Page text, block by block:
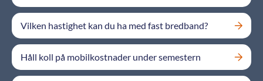
Vilken hastighet kan du ha med fast bredband?
​Håll koll på mobilkostnader under semestern